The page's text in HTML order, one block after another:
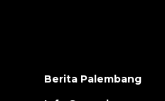
Berita Palembang